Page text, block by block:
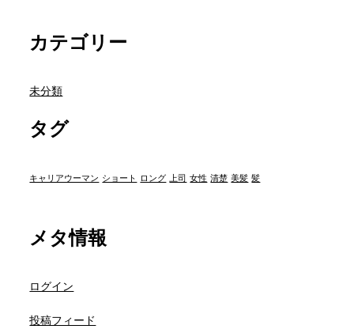
カテゴリー
未分類
タグ
キャリアウーマン ショート ロング 上司 女性 清楚 美髪 髪
メタ情報
ログイン
投稿フィード